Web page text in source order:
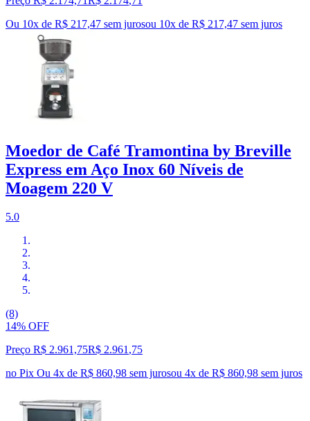
Ou 10x de R$ 217,47 sem jurosou 10x de R$ 217,47 sem juros
Moedor de Café Tramontina by Breville
Express em Aço Inox 60 Níveis de
Moagem 220 V
5.0
(8)
14% OFF
Preço R$ 2.961,75R$ 2.961,75
no Pix Ou 4x de R$ 860,98 sem jurosou 4x de R$ 860,98 sem juros